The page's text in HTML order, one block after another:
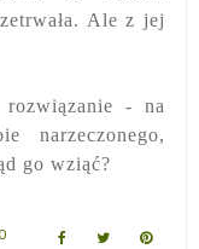
Ale z jej
- na
narzeczonego,
go wziąć?